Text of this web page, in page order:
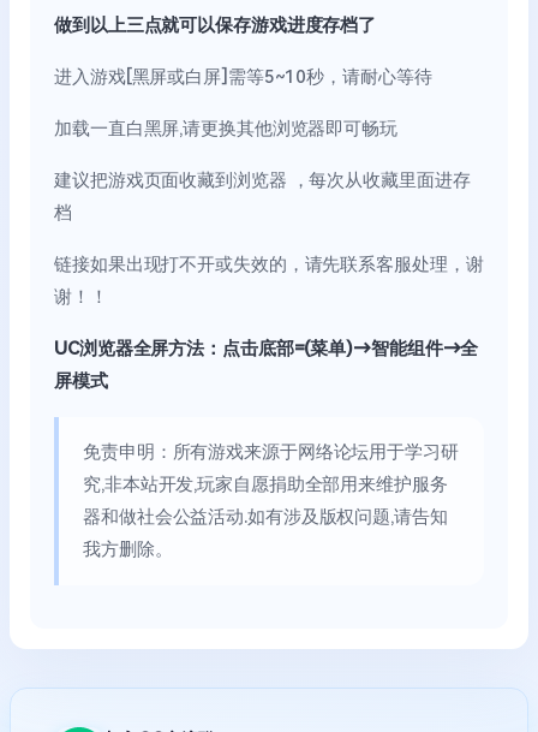
做到以上三点就可以保存游戏进度存档了
进入游戏[黑屏或白屏]需等5~10秒，请耐心等待
加载一直白黑屏,请更换其他浏览器即可畅玩
建议把游戏页面收藏到浏览器 ，每次从收藏里面进存
档
链接如果出现打不开或失效的，请先联系客服处理，谢
谢！！
UC浏览器全屏方法：点击底部=(菜单)→智能组件→全
屏模式
免责申明：所有游戏来源于网络论坛用于学习研
究,非本站开发,玩家自愿捐助全部用来维护服务
器和做社会公益活动.如有涉及版权问题,请告知
我方删除。